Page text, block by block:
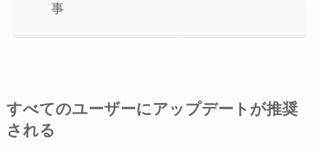
事
すべてのユーザーにアップデートが推奨
される